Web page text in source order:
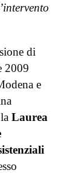
di
2009
e
Laurea